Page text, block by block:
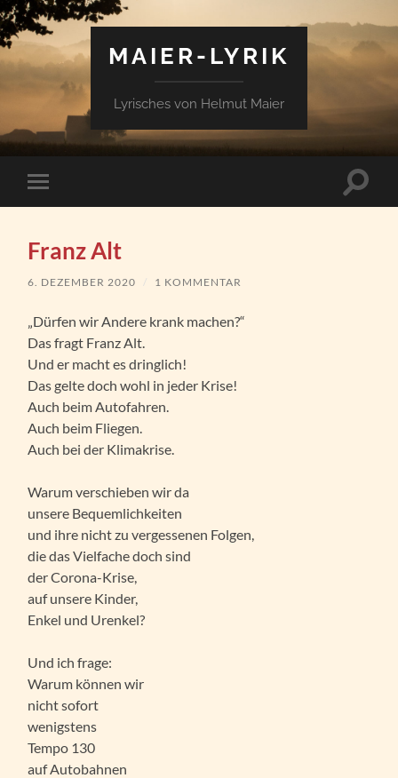
MAIER-LYRIK
Lyrisches von Helmut Maier
Mobile-
Menü
Franz Alt
6. DEZEMBER 2020 / 1 KOMMENTAR
„Dürfen wir Andere krank machen?“
Das fragt Franz Alt.
Und er macht es dringlich!
Das gelte doch wohl in jeder Krise!
Auch beim Autofahren.
Auch beim Fliegen.
Auch bei der Klimakrise.
Warum verschieben wir da
unsere Bequemlichkeiten
und ihre nicht zu vergessenen Folgen,
die das Vielfache doch sind
der Corona-Krise,
auf unsere Kinder,
Enkel und Urenkel?
Und ich frage:
Warum können wir
nicht sofort
wenigstens
Tempo 130
auf Autobahnen